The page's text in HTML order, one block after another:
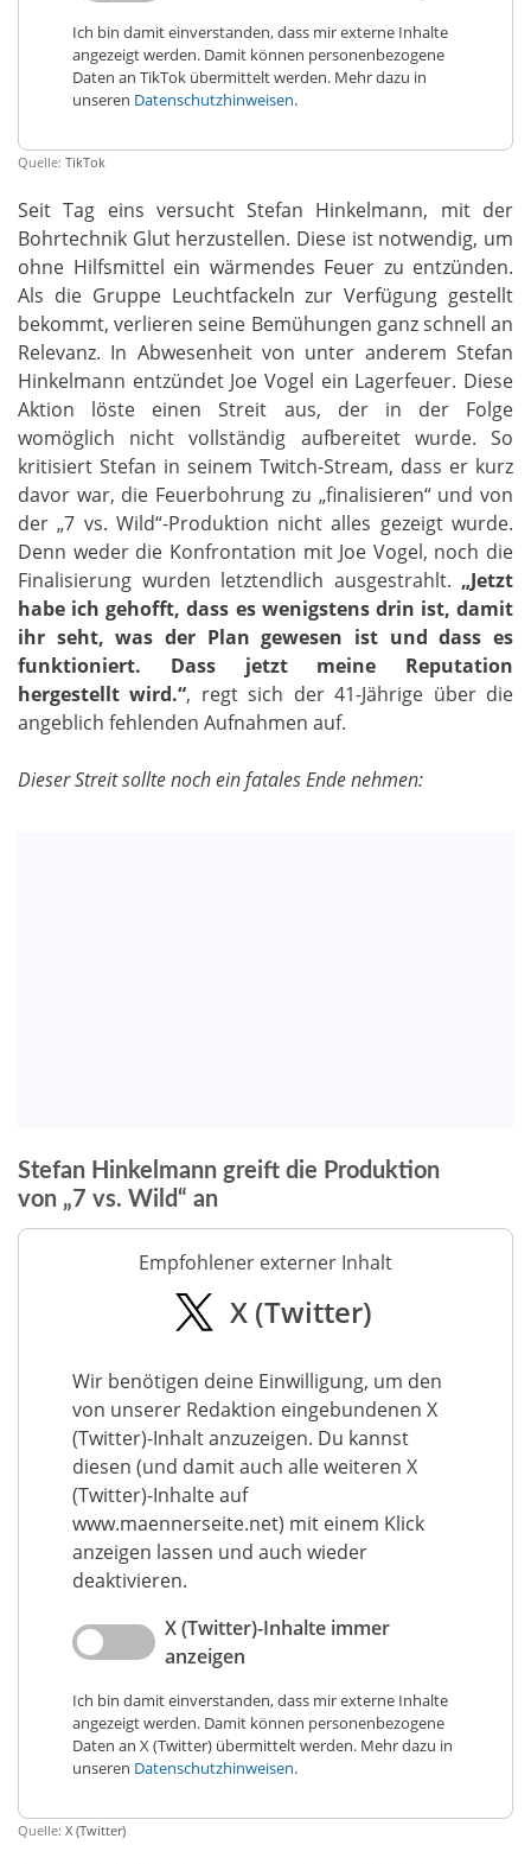
Ich bin damit einverstanden, dass mir externe Inhalte
angezeigt werden. Damit können personenbezogene
Daten an TikTok übermittelt werden. Mehr dazu in
unseren Datenschutzhinweisen.
Quelle: TikTok
Seit Tag eins versucht Stefan Hinkelmann, mit der
Bohrtechnik Glut herzustellen. Diese ist notwendig, um
ohne Hilfsmittel ein wärmendes Feuer zu entzünden.
Als die Gruppe Leuchtfackeln zur Verfügung gestellt
bekommt, verlieren seine Bemühungen ganz schnell an
Relevanz. In Abwesenheit von unter anderem Stefan
Hinkelmann entzündet Joe Vogel ein Lagerfeuer. Diese
Aktion löste einen Streit aus, der in der Folge
womöglich nicht vollständig aufbereitet wurde. So
kritisiert Stefan in seinem Twitch-Stream, dass er kurz
davor war, die Feuerbohrung zu „finalisieren“ und von
der „7 vs. Wild“-Produktion nicht alles gezeigt wurde.
Denn weder die Konfrontation mit Joe Vogel, noch die
Finalisierung wurden letztendlich ausgestrahlt. „Jetzt
habe ich gehofft, dass es wenigstens drin ist, damit
ihr seht, was der Plan gewesen ist und dass es
funktioniert. Dass jetzt meine Reputation
hergestellt wird.“, regt sich der 41-Jährige über die
angeblich fehlenden Aufnahmen auf.
Dieser Streit sollte noch ein fatales Ende nehmen:
Stefan Hinkelmann greift die Produktion
von „7 vs. Wild“ an
Empfohlener externer Inhalt
X (Twitter)
Wir benötigen deine Einwilligung, um den
von unserer Redaktion eingebundenen X
(Twitter)-Inhalt anzuzeigen. Du kannst
diesen (und damit auch alle weiteren X
(Twitter)-Inhalte auf
www.maennerseite.net) mit einem Klick
anzeigen lassen und auch wieder
deaktivieren.
X (Twitter)-Inhalte immer
anzeigen
Ich bin damit einverstanden, dass mir externe Inhalte
angezeigt werden. Damit können personenbezogene
Daten an X (Twitter) übermittelt werden. Mehr dazu in
unseren Datenschutzhinweisen.
Quelle: X (Twitter)